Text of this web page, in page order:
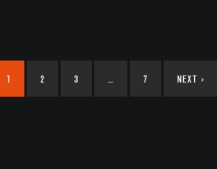
1 2 3 … 7 NEXT ›